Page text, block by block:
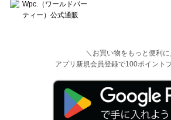
＼お買い物をもっと便利に
アプリ新規会員登録で100ポイント